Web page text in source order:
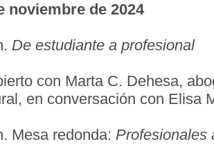
noviembre de 2024
De estudiante a profesional
con Marta C. Dehesa,
en conversación con Elisa
Mesa redonda: Profesionales